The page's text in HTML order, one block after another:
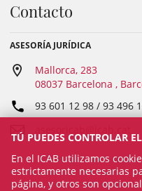
Contacto
ASESORÍA JURÍDICA
Mallorca, 283
08037 Barcelona ,
93 601 12 98 / 93 496
TÚ PUEDES CONTROLAR
En el ICAB utilizamos
estrictamente necesarias
página, y otros son